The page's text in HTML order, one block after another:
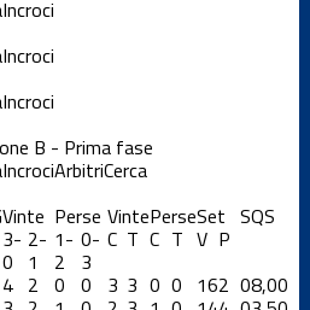
Incroci
Incroci
Incroci
B - Prima fase
IncrociArbitriCerca
Vinte Perse VintePerseSet SQS
3-
0
2-
1
1-
2
0-
3
C T C T V P
4 2 0 0 3 3 0 0 162 08,00